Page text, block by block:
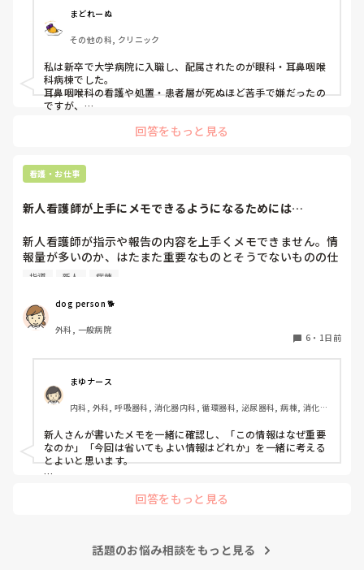
まどれーぬ
その他の科, クリニック
私は新卒で大学病院に入職し、配属されたのが眼科・耳鼻咽喉
科病棟でした。
耳鼻咽喉科の看護や処置・患者層が死ぬほど苦手で嫌だったの
ですが、
棟に居続けることは不可能なので、
異動の声がかかる前に眼科クリニックに転職しました。
至る、という感じです。
回答をもっと見る
看護・お仕事
新人看護師が上手にメモできるようになるためには…
新人看護師が指示や報告の内容を上手くメモできません。情
報量が多いのか、はたまた重要なものとそうでないものの仕
分けができないのか…  肝心な事柄を逃してしまいます。何
示・報告するよう皆で努力しています。
指導 新人 病棟
dog person 🐕
外科, 一般病院
6 ・ 1日前
まゆナース
内科, 外科, 呼吸器科, 消化器内科, 循環器科, 泌尿器科, 病棟, 消化器
新人さんが書いたメモを一緒に確認し、「この情報はなぜ重要
なのか」「今回は省いてもよい情報はどれか」を一緒に考える
とよいと思います。
的に照らして振り返ることで、重要度を判断する力が少しずつ
回答をもっと見る
話題のお悩み相談をもっと見る